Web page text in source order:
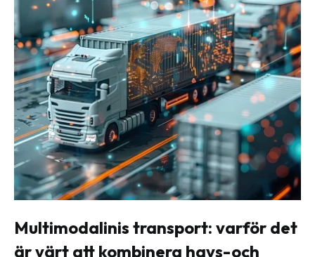
Multimodalinis transport: varför det
är värt att kombinera havs-och